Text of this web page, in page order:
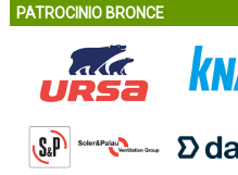
PATROCINIO BRONCE